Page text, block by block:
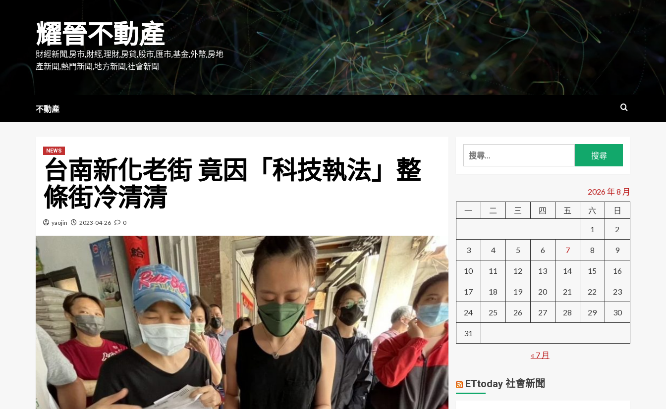
耀晉不動產
財經新聞,房市,財經,理財,房貸,股市,匯市,基金,外幣,房地
產新聞,熱門新聞,地方新聞,社會新聞
不動產
NEWS
台南新化老街 竟因「科技執法」整
條街冷清清
yaojin 2023-04-26 0
搜
尋
字:
2026 年 8 月
一
二 三 四 五 六
日
1
2
3 4 5 6 7 8 9
10 11 12 13 14 15 16
17 18 19 20 21 22 23
24 25 26 27 28 29 30
31
« 7 月
ETtoday 社會新聞